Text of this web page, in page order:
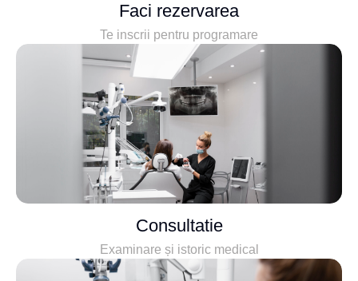
Faci rezervarea
Te inscrii pentru programare
Consultatie
Examinare și istoric medical